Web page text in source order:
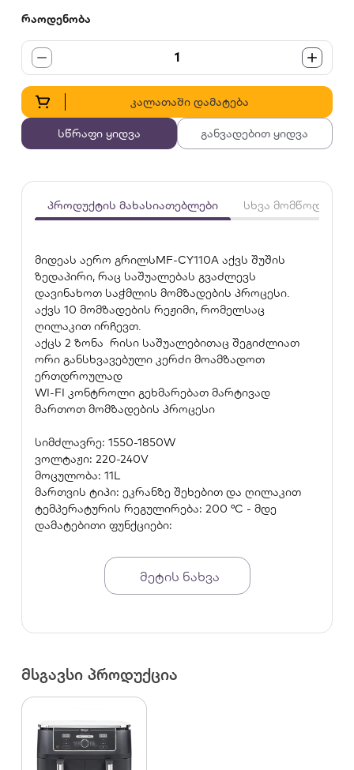
რაოდენობა
1
კალათაში დამატება
სწრაფი ყიდვა განვადებით ყიდვა
პროდუქტის მახასიათებლები სხვა
მიდეას აერო გრილსMF-CY110A აქვს შუშის
ზედაპირი, რაც საშუალებას გვაძლევს
დავინახოთ საჭმლის მომზადების პროცესი.
აქვს 10 მომზადების რეჟიმი, რომელსაც
ღილაკით ირჩევთ.
აქცს 2 ზონა რისი საშუალებითაც შეგიძლიათ
ორი განსხვავებული კერძი მოამზადოთ
ერთდროულად
WI-FI კონტროლი გეხმარებათ მარტივად
მართოთ მომზადების პროცესი
სიმძლავრე: 1550-1850W
ვოლტაჟი: 220-240V
მოცულობა: 11L
მართვის ტიპი: ეკრანზე შეხებით და ღილაკით
ტემპერატურის რეგულირება: 200 °C - მდე
დამატებითი ფუნქციები:
დასრულების დამთხვევა
გამჭვირვალე მინა
კონტროლი აპლიკაციით
ბროილინგი(გრილის ფუნქცია)
ცომის ამოყვანა
თბილად შენარჩუნებაპროდუქტის/შეფუთვის
წონა: 9.15/10.23კგ
მეტის ნახვა
მსგავსი პროდუქცია